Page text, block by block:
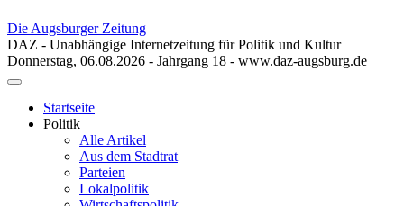
Die Augsburger Zeitung
DAZ - Unabhängige Internetzeitung für Politik und Kultur
Donnerstag, 06.08.2026 - Jahrgang 18 - www.daz-augsburg.de
Toggle
navigationStartseite
Politik
Alle Artikel
Aus dem Stadtrat
Parteien
Lokalpolitik